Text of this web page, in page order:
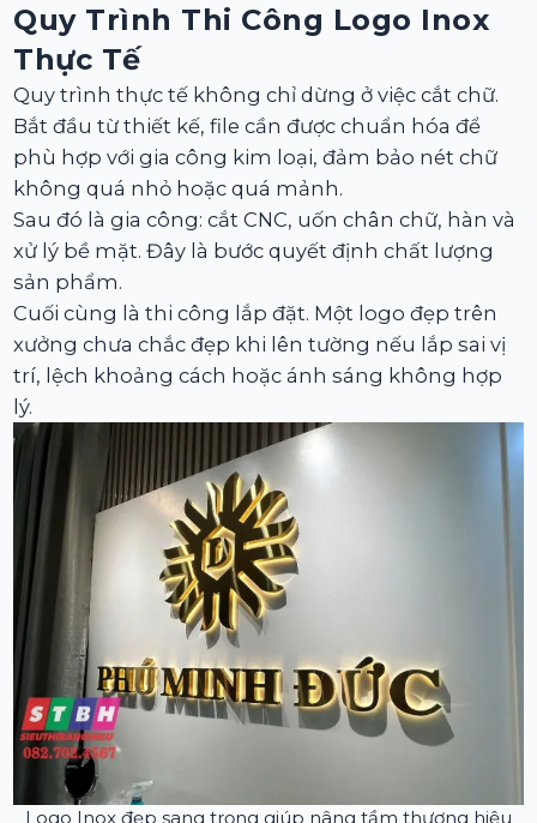
Quy Trình Thi Công Logo Inox
Thực Tế
Quy trình thực tế không chỉ dừng ở việc cắt chữ.
Bắt đầu từ thiết kế, file cần được chuẩn hóa để
phù hợp với gia công kim loại, đảm bảo nét chữ
không quá nhỏ hoặc quá mảnh.
Sau đó là gia công: cắt CNC, uốn chân chữ, hàn và
xử lý bề mặt. Đây là bước quyết định chất lượng
sản phẩm.
Cuối cùng là thi công lắp đặt. Một logo đẹp trên
xưởng chưa chắc đẹp khi lên tường nếu lắp sai vị
trí, lệch khoảng cách hoặc ánh sáng không hợp
lý.
Logo Inox đẹp sang trọng giúp nâng tầm thương hiệu